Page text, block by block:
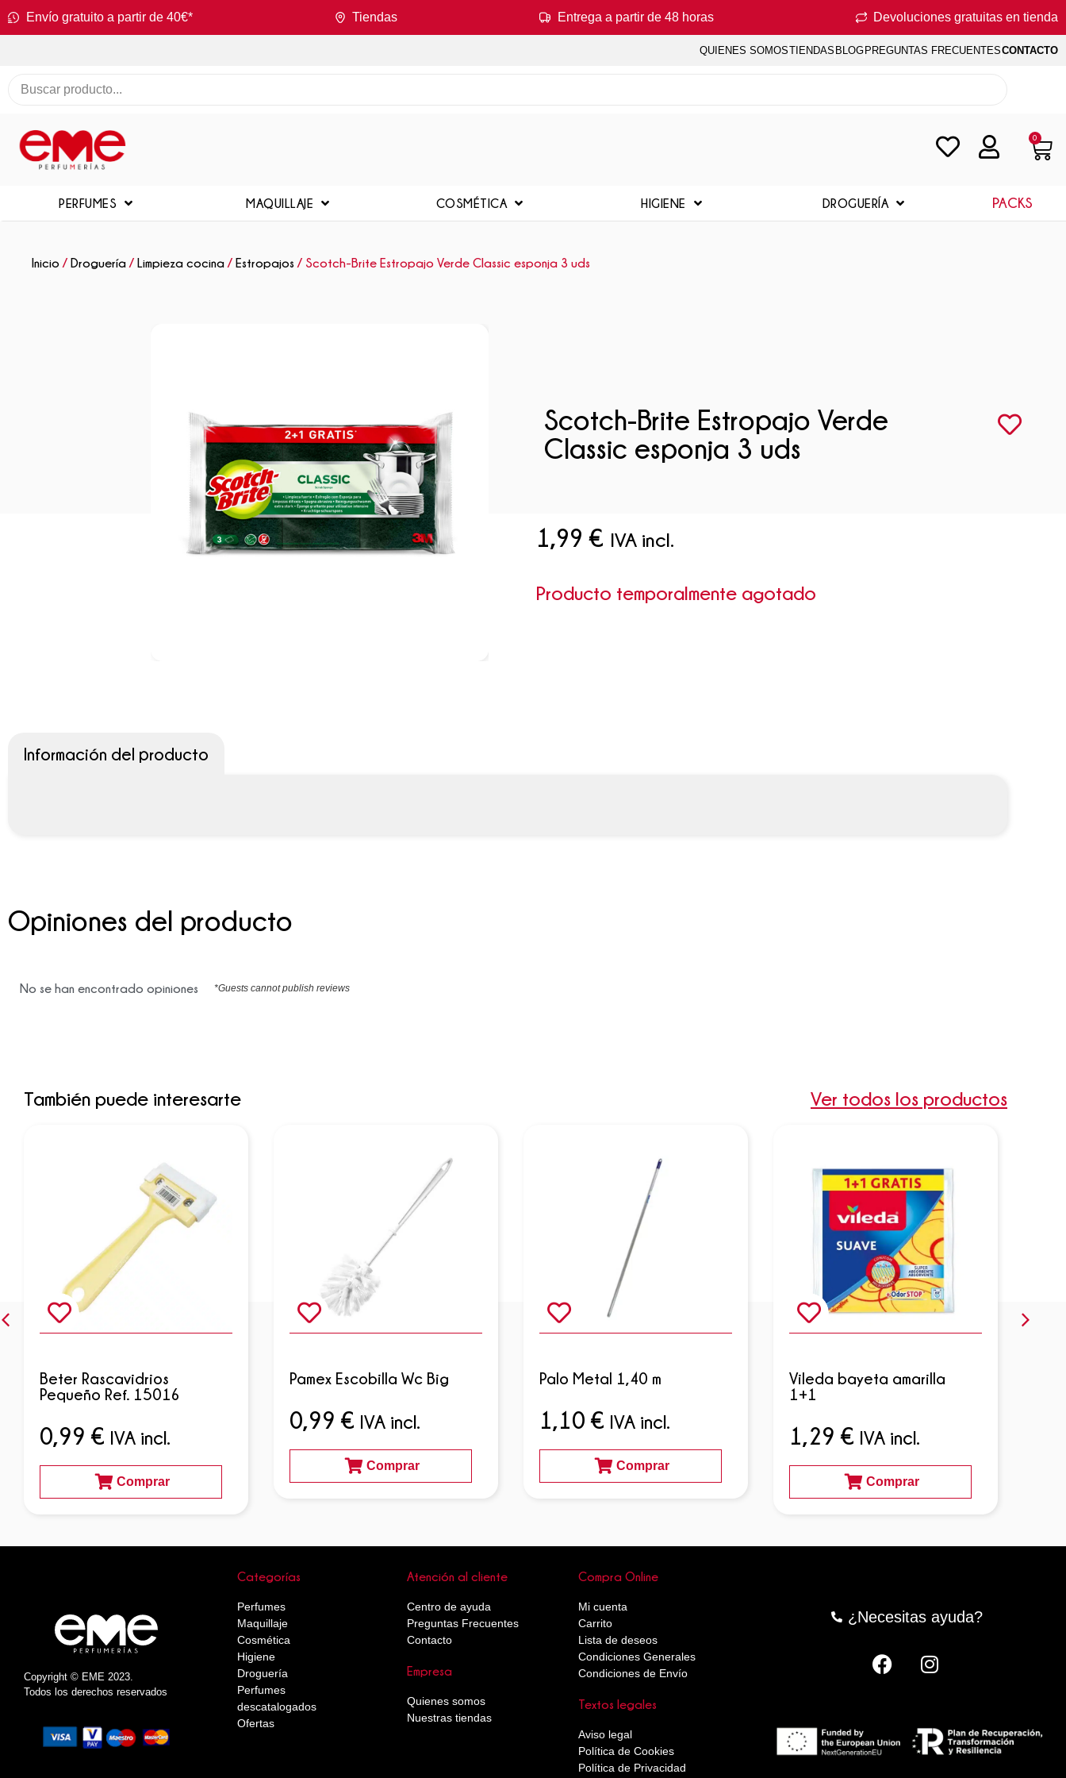
Envío gratuito a partir de 40€* Tiendas Entrega a partir de 48 horas Devoluciones gratuitas en tienda
QUIENES SOMOSTIENDAS BLOG PREGUNTAS FRECUENTESCONTACTO
0
PERFUMES MAQUILLAJE COSMÉTICA HIGIENE DROGUERÍA PACKS
Inicio / Droguería / Limpieza cocina / Estropajos / Scotch-Brite Estropajo Verde Classic esponja 3 uds
Scotch-Brite Estropajo Verde
Classic esponja 3 uds
1,99€ IVA incl.
Producto temporalmente agotado
Información del producto
Opiniones del producto
No se han encontrado opiniones *Guests cannot publish reviews
También puede interesarte Ver todos los productos
Beter Rascavidrios
Pequeño Ref. 15016
0,99€ IVA incl.
Comprar
Pamex Escobilla Wc Big
0,99€ IVA incl.
Comprar
Palo Metal 1,40 m
1,10€ IVA incl.
Comprar
Vileda bayeta amarilla
1+1
1,29€ IVA incl.
Comprar
Copyright © EME 2023.
Todos los derechos reservados
Categorías
Perfumes
Maquillaje
Cosmética
Higiene
Droguería
Perfumes
descatalogados
Ofertas
Atención al cliente
Centro de ayuda
Preguntas Frecuentes
Contacto
Empresa
Quienes somos
Nuestras tiendas
Compra Online
Mi cuenta
Carrito
Lista de deseos
Condiciones Generales
Condiciones de Envío
Textos legales
Aviso legal
Política de Cookies
Política de Privacidad
¿Necesitas ayuda?